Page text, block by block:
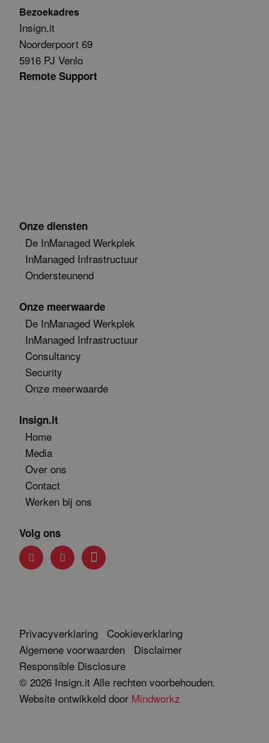
Bezoekadres
Insign.it
Noorderpoort 69
5916 PJ Venlo
Remote Support
Onze diensten
De InManaged Werkplek
InManaged Infrastructuur
Ondersteunend
Onze meerwaarde
De InManaged Werkplek
InManaged Infrastructuur
Consultancy
Security
Onze meerwaarde
Insign.it
Home
Media
Over ons
Contact
Werken bij ons
Volg ons
Privacyverklaring
Cookieverklaring
Algemene voorwaarden
Disclaimer
Responsible Disclosure
© 2026 Insign.it Alle rechten voorbehouden.
Website ontwikkeld door Mindworkz